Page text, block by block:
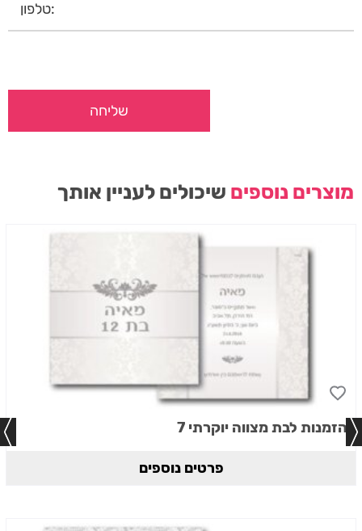
מוצרים נוספים שיכולים לעניין אותך
הזמנות לבת מצווה יוקרתי 7
פרטים נוספים